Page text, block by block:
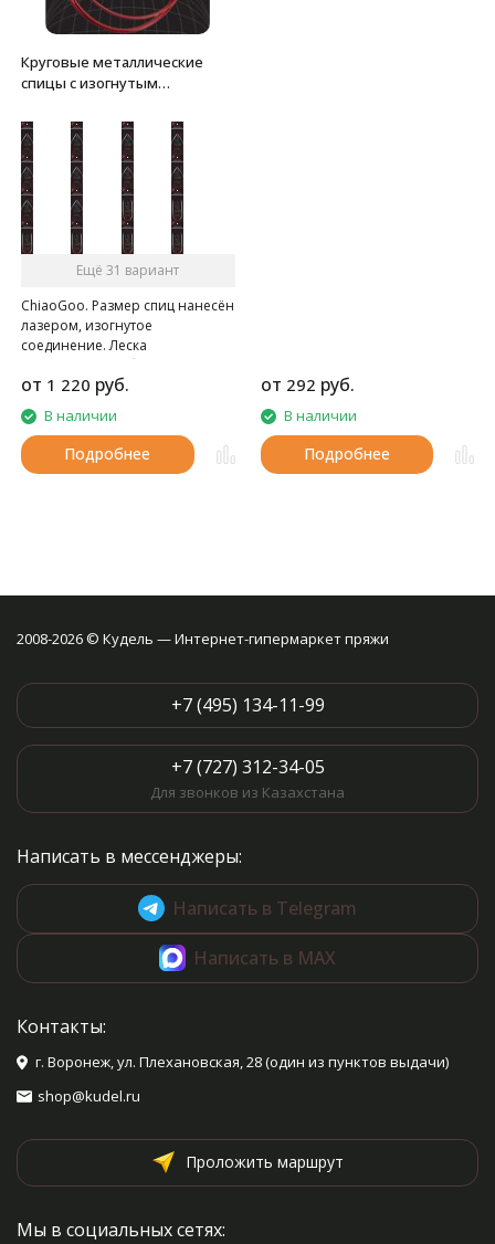
Круговые металлические
спицы с изогнутым
Ещё 31 вариант
ChiaoGoo. Размер спиц нанесён
лазером, изогнутое
соединение. Леска
представляет собой
металлический трос, обтянутый
нейлоном. Кончики
стандартные, спицы с изгибом.
Такая форма соединения
повторяет изгиб руки, поэтому
от 1 220 руб.
В наличии
Подробнее
от 292 руб.
В наличии
Подробнее
2008-2026 © Кудель — Интернет-гипермаркет пряжи
+7 (495) 134-11-99
+7 (727) 312-34-05
Для звонков из Казахстана
Написать в мессенджеры:
Написать в Telegram
Написать в MAX
Контакты:
г. Воронеж, ул. Плехановская, 28 (один из пунктов выдачи)
shop@kudel.ru
Проложить маршрут
Мы в социальных сетях: